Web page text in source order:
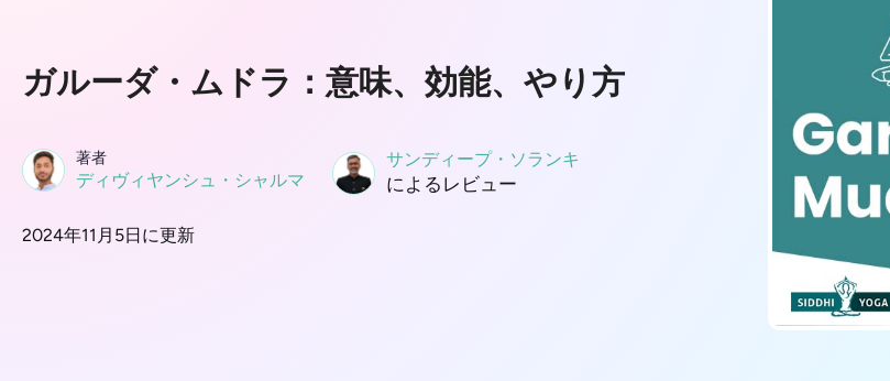
ガルーダ・ムドラ：意味、効能、やり方
著者
ディヴィヤンシュ・シャルマ
サンディープ・ソランキ
によるレビュー
2024年11月5日に更新